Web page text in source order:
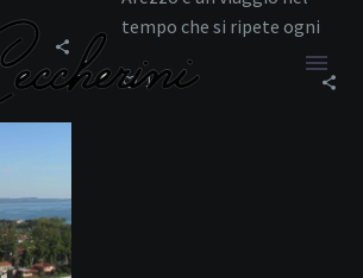
nascosti
tempo che si ripete ogni
mese dal 1968,
trasformando la città…
1